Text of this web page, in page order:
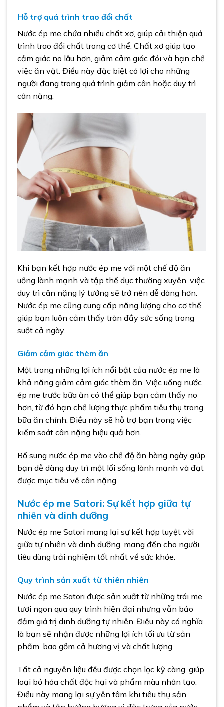
Hỗ trợ quá trình trao đổi chất
Nước ép me chứa nhiều chất xơ, giúp cải thiện quá
trình trao đổi chất trong cơ thể. Chất xơ giúp tạo
cảm giác no lâu hơn, giảm cảm giác đói và hạn chế
việc ăn vặt. Điều này đặc biệt có lợi cho những
người đang trong quá trình giảm cân hoặc duy trì
cân nặng.
Khi bạn kết hợp nước ép me với một chế độ ăn
uống lành mạnh và tập thể dục thường xuyên, việc
duy trì cân nặng lý tưởng sẽ trở nên dễ dàng hơn.
Nước ép me cũng cung cấp năng lượng cho cơ thể,
giúp bạn luôn cảm thấy tràn đầy sức sống trong
suốt cả ngày.
Giảm cảm giác thèm ăn
Một trong những lợi ích nổi bật của nước ép me là
khả năng giảm cảm giác thèm ăn. Việc uống nước
ép me trước bữa ăn có thể giúp bạn cảm thấy no
hơn, từ đó hạn chế lượng thực phẩm tiêu thụ trong
bữa ăn chính. Điều này sẽ hỗ trợ bạn trong việc
kiểm soát cân nặng hiệu quả hơn.
Bổ sung nước ép me vào chế độ ăn hàng ngày giúp
bạn dễ dàng duy trì một lối sống lành mạnh và đạt
được mục tiêu về cân nặng.
Nước ép me Satori: Sự kết hợp giữa tự
nhiên và dinh dưỡng
Nước ép me Satori mang lại sự kết hợp tuyệt vời
giữa tự nhiên và dinh dưỡng, mang đến cho người
tiêu dùng trải nghiệm tốt nhất về sức khỏe.
Quy trình sản xuất từ thiên nhiên
Nước ép me Satori được sản xuất từ những trái me
tươi ngon qua quy trình hiện đại nhưng vẫn bảo
đảm giá trị dinh dưỡng tự nhiên. Điều này có nghĩa
là bạn sẽ nhận được những lợi ích tối ưu từ sản
phẩm, bao gồm cả hương vị và chất lượng.
Tất cả nguyên liệu đều được chọn lọc kỹ càng, giúp
loại bỏ hóa chất độc hại và phẩm màu nhân tạo.
Điều này mang lại sự yên tâm khi tiêu thụ sản